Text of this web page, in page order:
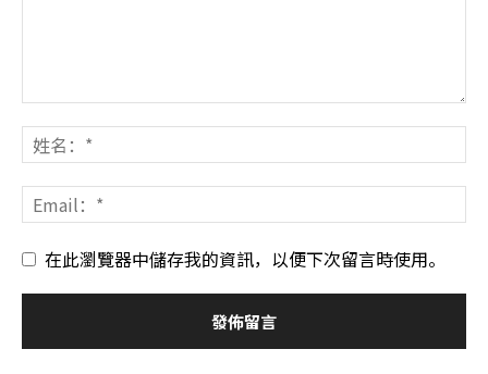
在此瀏覽器中儲存我的資訊，以便下次留言時使用。